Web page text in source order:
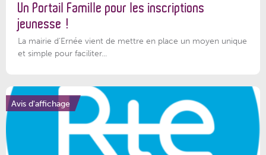
Un Portail Famille pour les inscriptions
jeunesse !
La mairie d’Ernée vient de mettre en place un moyen unique
et simple pour faciliter...
Avis d'affichage